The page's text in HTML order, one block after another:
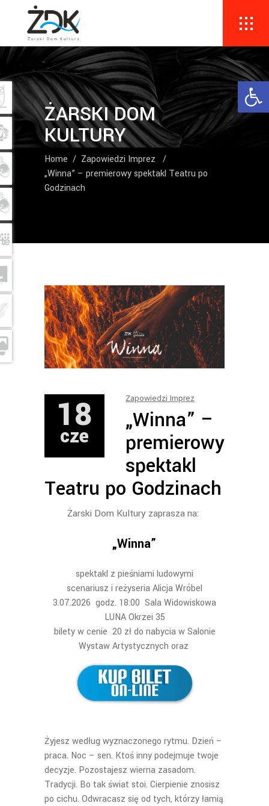
ŻARSKI DOM
KULTURY
Home / Zapowiedzi Imprez
/
„Winna” – premierowy spektakl Teatru po
Godzinach
18
cze
Zapowiedzi Imprez
„Winna” –
premierowy
spektakl
Teatru po Godzinach
Żarski Dom Kultury zaprasza na:
„Winna”
spektakl z pieśniami ludowymi
scenariusz i reżyseria Alicja Wróbel
3.07.2026 godz. 18:00 Sala Widowiskowa
LUNA Okrzei 35
bilety w cenie 20 zł do nabycia w Salonie
Wystaw Artystycznych oraz
Żyjesz według wyznaczonego rytmu. Dzień –
praca. Noc – sen. Ktoś inny podejmuje twoje
decyzje. Pozostajesz wierna zasadom.
Tradycji. Bo tak świat stoi. Cierpienie znosisz
po cichu. Odwracasz się od tych, którzy łamią